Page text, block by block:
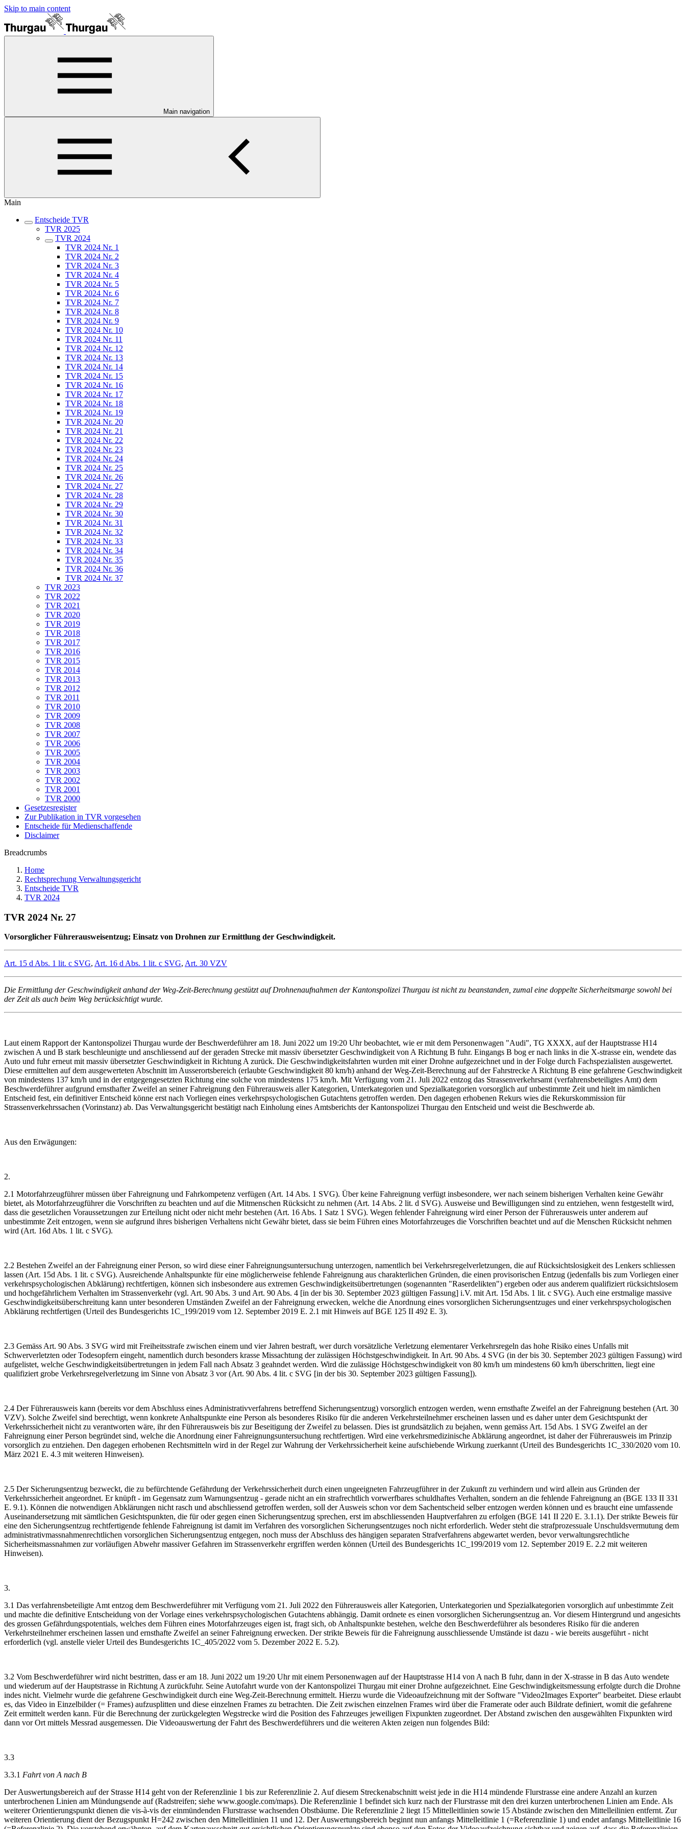
Skip to main content
Main navigation
Main
Entscheide TVR
TVR 2025
TVR 2024
TVR 2024 Nr. 1
TVR 2024 Nr. 2
TVR 2024 Nr. 3
TVR 2024 Nr. 4
TVR 2024 Nr. 5
TVR 2024 Nr. 6
TVR 2024 Nr. 7
TVR 2024 Nr. 8
TVR 2024 Nr. 9
TVR 2024 Nr. 10
TVR 2024 Nr. 11
TVR 2024 Nr. 12
TVR 2024 Nr. 13
TVR 2024 Nr. 14
TVR 2024 Nr. 15
TVR 2024 Nr. 16
TVR 2024 Nr. 17
TVR 2024 Nr. 18
TVR 2024 Nr. 19
TVR 2024 Nr. 20
TVR 2024 Nr. 21
TVR 2024 Nr. 22
TVR 2024 Nr. 23
TVR 2024 Nr. 24
TVR 2024 Nr. 25
TVR 2024 Nr. 26
TVR 2024 Nr. 27
TVR 2024 Nr. 28
TVR 2024 Nr. 29
TVR 2024 Nr. 30
TVR 2024 Nr. 31
TVR 2024 Nr. 32
TVR 2024 Nr. 33
TVR 2024 Nr. 34
TVR 2024 Nr. 35
TVR 2024 Nr. 36
TVR 2024 Nr. 37
TVR 2023
TVR 2022
TVR 2021
TVR 2020
TVR 2019
TVR 2018
TVR 2017
TVR 2016
TVR 2015
TVR 2014
TVR 2013
TVR 2012
TVR 2011
TVR 2010
TVR 2009
TVR 2008
TVR 2007
TVR 2006
TVR 2005
TVR 2004
TVR 2003
TVR 2002
TVR 2001
TVR 2000
Gesetzesregister
Zur Publikation in TVR vorgesehen
Entscheide für Medienschaffende
Disclaimer
Breadcrumbs
Home
Rechtsprechung Verwaltungsgericht
Entscheide TVR
TVR 2024
TVR 2024 Nr. 27
Vorsorglicher Führerausweisentzug; Einsatz von Drohnen zur Ermittlung der Geschwindigkeit.
Art. 15 d Abs. 1 lit. c SVG, Art. 16 d Abs. 1 lit. c SVG, Art. 30 VZV
Die Ermittlung der Geschwindigkeit anhand der Weg-Zeit-Berechnung gestützt auf Drohnenaufnahmen der Kantonspolizei Thurgau ist nicht zu beanstanden, zumal eine doppelte Sicherheitsmarge sowohl bei
der Zeit als auch beim Weg berücksichtigt wurde.
Laut einem Rapport der Kantonspolizei Thurgau wurde der Beschwerdeführer am 18. Juni 2022 um 19:20 Uhr beobachtet, wie er mit dem Personenwagen "Audi", TG XXXX, auf der Hauptstrasse H14
zwischen A und B stark beschleunigte und anschliessend auf der geraden Strecke mit massiv übersetzter Geschwindigkeit von A Richtung B fuhr. Eingangs B bog er nach links in die X-strasse ein, wendete das
Auto und fuhr erneut mit massiv übersetzter Geschwindigkeit in Richtung A zurück. Die Geschwindigkeitsfahrten wurden mit einer Drohne aufgezeichnet und in der Folge durch Fachspezialisten ausgewertet.
Diese ermittelten auf dem ausgewerteten Abschnitt im Ausserortsbereich (erlaubte Geschwindigkeit 80 km/h) anhand der Weg-Zeit-Berechnung auf der Fahrstrecke A Richtung B eine gefahrene Geschwindigkeit
von mindestens 137 km/h und in der entgegengesetzten Richtung eine solche von mindestens 175 km/h. Mit Verfügung vom 21. Juli 2022 entzog das Strassenverkehrsamt (verfahrensbeteiligtes Amt) dem
Beschwerdeführer aufgrund ernsthafter Zweifel an seiner Fahreignung den Führerausweis aller Kategorien, Unterkategorien und Spezialkategorien vorsorglich auf unbestimmte Zeit und hielt im nämlichen
Entscheid fest, ein definitiver Entscheid könne erst nach Vorliegen eines verkehrspsychologischen Gutachtens getroffen werden. Den dagegen erhobenen Rekurs wies die Rekurskommission für
Strassenverkehrssachen (Vorinstanz) ab. Das Verwaltungsgericht bestätigt nach Einholung eines Amtsberichts der Kantonspolizei Thurgau den Entscheid und weist die Beschwerde ab.
Aus den Erwägungen:
2.
2.1 Motorfahrzeugführer müssen über Fahreignung und Fahrkompetenz verfügen (Art. 14 Abs. 1 SVG). Über keine Fahreignung verfügt insbesondere, wer nach seinem bisherigen Verhalten keine Gewähr
bietet, als Motorfahrzeugführer die Vorschriften zu beachten und auf die Mitmenschen Rücksicht zu nehmen (Art. 14 Abs. 2 lit. d SVG). Ausweise und Bewilligungen sind zu entziehen, wenn festgestellt wird,
dass die gesetzlichen Voraussetzungen zur Erteilung nicht oder nicht mehr bestehen (Art. 16 Abs. 1 Satz 1 SVG). Wegen fehlender Fahreignung wird einer Person der Führerausweis unter anderem auf
unbestimmte Zeit entzogen, wenn sie aufgrund ihres bisherigen Verhaltens nicht Gewähr bietet, dass sie beim Führen eines Motorfahrzeuges die Vorschriften beachtet und auf die Menschen Rücksicht nehmen
wird (Art. 16d Abs. 1 lit. c SVG).
2.2 Bestehen Zweifel an der Fahreignung einer Person, so wird diese einer Fahreignungsuntersuchung unterzogen, namentlich bei Verkehrsregelverletzungen, die auf Rücksichtslosigkeit des Lenkers schliessen
lassen (Art. 15d Abs. 1 lit. c SVG). Ausreichende Anhaltspunkte für eine möglicherweise fehlende Fahreignung aus charakterlichen Gründen, die einen provisorischen Entzug (jedenfalls bis zum Vorliegen einer
verkehrspsychologischen Abklärung) rechtfertigen, können sich insbesondere aus extremen Geschwindigkeitsübertretungen (sogenannten "Raserdelikten") ergeben oder aus anderem qualifiziert rücksichtslosem
und hochgefährlichem Verhalten im Strassenverkehr (vgl. Art. 90 Abs. 3 und Art. 90 Abs. 4 [in der bis 30. September 2023 gültigen Fassung] i.V. mit Art. 15d Abs. 1 lit. c SVG). Auch eine erstmalige massive
Geschwindigkeitsüberschreitung kann unter besonderen Umständen Zweifel an der Fahreignung erwecken, welche die Anordnung eines vorsorglichen Sicherungsentzuges und einer verkehrspsychologischen
Abklärung rechtfertigen (Urteil des Bundesgerichts 1C_199/2019 vom 12. September 2019 E. 2.1 mit Hinweis auf BGE 125 II 492 E. 3).
2.3 Gemäss Art. 90 Abs. 3 SVG wird mit Freiheitsstrafe zwischen einem und vier Jahren bestraft, wer durch vorsätzliche Verletzung elementarer Verkehrsregeln das hohe Risiko eines Unfalls mit
Schwerverletzten oder Todesopfern eingeht, namentlich durch besonders krasse Missachtung der zulässigen Höchstgeschwindigkeit. In Art. 90 Abs. 4 SVG (in der bis 30. September 2023 gültigen Fassung) wird
aufgelistet, welche Geschwindigkeitsübertretungen in jedem Fall nach Absatz 3 geahndet werden. Wird die zulässige Höchstgeschwindigkeit von 80 km/h um mindestens 60 km/h überschritten, liegt eine
qualifiziert grobe Verkehrsregelverletzung im Sinne von Absatz 3 vor (Art. 90 Abs. 4 lit. c SVG [in der bis 30. September 2023 gültigen Fassung]).
2.4 Der Führerausweis kann (bereits vor dem Abschluss eines Administrativverfahrens betreffend Sicherungsentzug) vorsorglich entzogen werden, wenn ernsthafte Zweifel an der Fahreignung bestehen (Art. 30
VZV). Solche Zweifel sind berechtigt, wenn konkrete Anhaltspunkte eine Person als besonderes Risiko für die anderen Verkehrsteilnehmer erscheinen lassen und es daher unter dem Gesichtspunkt der
Verkehrssicherheit nicht zu verantworten wäre, ihr den Führerausweis bis zur Beseitigung der Zweifel zu belassen. Dies ist grundsätzlich zu bejahen, wenn gemäss Art. 15d Abs. 1 SVG Zweifel an der
Fahreignung einer Person begründet sind, welche die Anordnung einer Fahreignungsuntersuchung rechtfertigen. Wird eine verkehrsmedizinische Abklärung angeordnet, ist daher der Führerausweis im Prinzip
vorsorglich zu entziehen. Den dagegen erhobenen Rechtsmitteln wird in der Regel zur Wahrung der Verkehrssicherheit keine aufschiebende Wirkung zuerkannt (Urteil des Bundesgerichts 1C_330/2020 vom 10.
März 2021 E. 4.3 mit weiteren Hinweisen).
2.5 Der Sicherungsentzug bezweckt, die zu befürchtende Gefährdung der Verkehrssicherheit durch einen ungeeigneten Fahrzeugführer in der Zukunft zu verhindern und wird allein aus Gründen der
Verkehrssicherheit angeordnet. Er knüpft - im Gegensatz zum Warnungsentzug - gerade nicht an ein strafrechtlich vorwerfbares schuldhaftes Verhalten, sondern an die fehlende Fahreignung an (BGE 133 II 331
E. 9.1). Können die notwendigen Abklärungen nicht rasch und abschliessend getroffen werden, soll der Ausweis schon vor dem Sachentscheid selber entzogen werden können und es braucht eine umfassende
Auseinandersetzung mit sämtlichen Gesichtspunkten, die für oder gegen einen Sicherungsentzug sprechen, erst im abschliessenden Hauptverfahren zu erfolgen (BGE 141 II 220 E. 3.1.1). Der strikte Beweis für
eine den Sicherungsentzug rechtfertigende fehlende Fahreignung ist damit im Verfahren des vorsorglichen Sicherungsentzuges noch nicht erforderlich. Weder steht die strafprozessuale Unschuldsvermutung dem
administrativmassnahmenrechtlichen vorsorglichen Sicherungsentzug entgegen, noch muss der Abschluss des hängigen separaten Strafverfahrens abgewartet werden, bevor verwaltungsrechtliche
Sicherheitsmassnahmen zur vorläufigen Abwehr massiver Gefahren im Strassenverkehr ergriffen werden können (Urteil des Bundesgerichts 1C_199/2019 vom 12. September 2019 E. 2.2 mit weiteren
Hinweisen).
3.
3.1 Das verfahrensbeteiligte Amt entzog dem Beschwerdeführer mit Verfügung vom 21. Juli 2022 den Führerausweis aller Kategorien, Unterkategorien und Spezialkategorien vorsorglich auf unbestimmte Zeit
und machte die definitive Entscheidung von der Vorlage eines verkehrspsychologischen Gutachtens abhängig. Damit ordnete es einen vorsorglichen Sicherungsentzug an. Vor diesem Hintergrund und angesichts
des grossen Gefährdungspotentials, welches dem Führen eines Motorfahrzeuges eigen ist, fragt sich, ob Anhaltspunkte bestehen, welche den Beschwerdeführer als besonderes Risiko für die anderen
Verkehrsteilnehmer erscheinen lassen und ernsthafte Zweifel an seiner Fahreignung erwecken. Der strikte Beweis für die Fahreignung ausschliessende Umstände ist dazu - wie bereits ausgeführt - nicht
erforderlich (vgl. anstelle vieler Urteil des Bundesgerichts 1C_405/2022 vom 5. Dezember 2022 E. 5.2).
3.2 Vom Beschwerdeführer wird nicht bestritten, dass er am 18. Juni 2022 um 19:20 Uhr mit einem Personenwagen auf der Hauptstrasse H14 von A nach B fuhr, dann in der X-strasse in B das Auto wendete
und wiederum auf der Hauptstrasse in Richtung A zurückfuhr. Seine Autofahrt wurde von der Kantonspolizei Thurgau mit einer Drohne aufgezeichnet. Eine Geschwindigkeitsmessung erfolgte durch die Drohne
indes nicht. Vielmehr wurde die gefahrene Geschwindigkeit durch eine Weg-Zeit-Berechnung ermittelt. Hierzu wurde die Videoaufzeichnung mit der Software "Video2Images Exporter" bearbeitet. Diese erlaubt
es, das Video in Einzelbilder (= Frames) aufzusplitten und diese einzelnen Frames zu betrachten. Die Zeit zwischen einzelnen Frames wird über die Framerate oder auch Bildrate definiert, womit die gefahrene
Zeit ermittelt werden kann. Für die Berechnung der zurückgelegten Wegstrecke wird die Position des Fahrzeuges jeweiligen Fixpunkten zugeordnet. Der Abstand zwischen den ausgewählten Fixpunkten wird
dann vor Ort mittels Messrad ausgemessen. Die Videoauswertung der Fahrt des Beschwerdeführers und die weiteren Akten zeigen nun folgendes Bild:
3.3
3.3.1 Fahrt von A nach B
Der Auswertungsbereich auf der Strasse H14 geht von der Referenzlinie 1 bis zur Referenzlinie 2. Auf diesem Streckenabschnitt weist jede in die H14 mündende Flurstrasse eine andere Anzahl an kurzen
unterbrochenen Linien am Mündungsende auf (Radstreifen; siehe www.google.com/maps). Die Referenzlinie 1 befindet sich kurz nach der Flurstrasse mit den drei kurzen unterbrochenen Linien am Ende. Als
weiterer Orientierungspunkt dienen die vis-à-vis der einmündenden Flurstrasse wachsenden Obstbäume. Die Referenzlinie 2 liegt 15 Mittelleitlinien sowie 15 Abstände zwischen den Mittelleilinien entfernt. Zur
weiteren Orientierung dient der Bezugspunkt H=242 zwischen den Mittelleitlinien 11 und 12. Der Auswertungsbereich beginnt nun anfangs Mittelleitlinie 1 (=Referenzlinie 1) und endet anfangs Mittelleitlinie 16